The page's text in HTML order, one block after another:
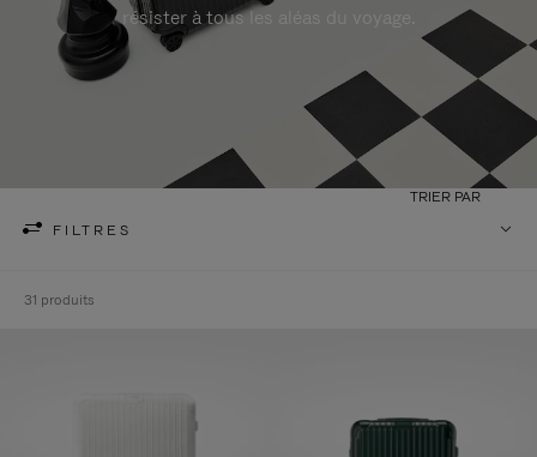
résister à tous les aléas du voyage.
FILTRES
TRIER PAR
31 produits